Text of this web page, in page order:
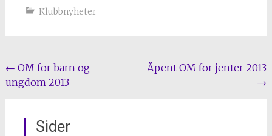
Klubbnyheter
Post
navigation
← OM for barn og
ungdom 2013
Åpent OM for jenter 2013
→
Sider